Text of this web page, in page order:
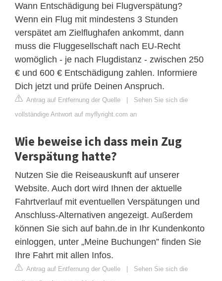
Wann Entschädigung bei Flugverspätung?
Wenn ein Flug mit mindestens 3 Stunden
verspätet am Zielflughafen ankommt, dann
muss die Fluggesellschaft nach EU-Recht
womöglich - je nach Flugdistanz - zwischen 250
€ und 600 € Entschädigung zahlen. Informiere
Dich jetzt und prüfe Deinen Anspruch.
Antrag auf Entfernung der Quelle | Sehen Sie sich die
vollständige Antwort auf myflyright.com an
Wie beweise ich dass mein Zug
Verspätung hatte?
Nutzen Sie die Reiseauskunft auf unserer
Website. Auch dort wird Ihnen der aktuelle
Fahrtverlauf mit eventuellen Verspätungen und
Anschluss-Alternativen angezeigt. Außerdem
können Sie sich auf bahn.de in Ihr Kundenkonto
einloggen, unter „Meine Buchungen” finden Sie
Ihre Fahrt mit allen Infos.
Antrag auf Entfernung der Quelle | Sehen Sie sich die